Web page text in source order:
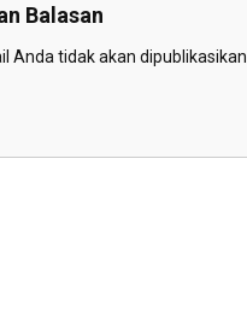
Balasan
Anda tidak akan dipublikasikan.